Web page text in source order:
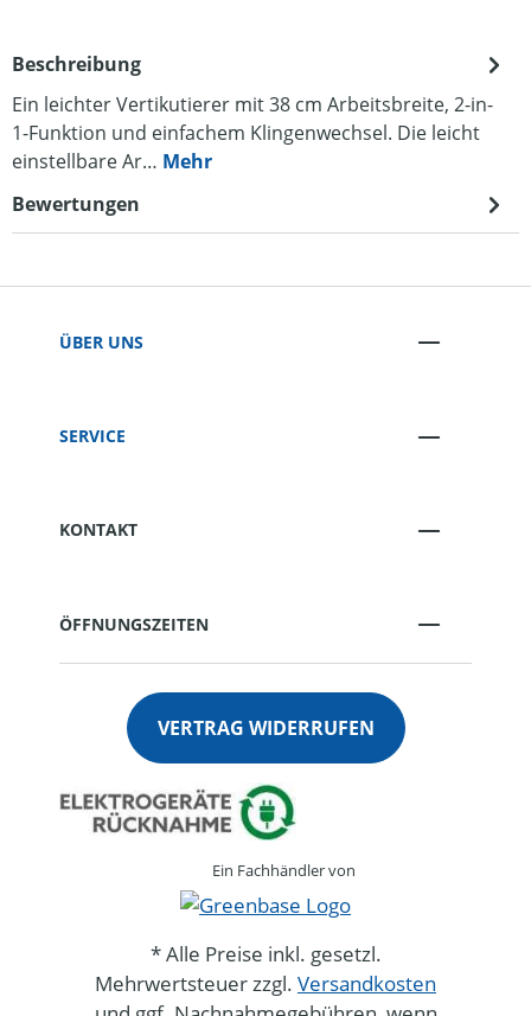
Beschreibung
Ein leichter Vertikutierer mit 38 cm Arbeitsbreite, 2-in-
1-Funktion und einfachem Klingenwechsel. Die leicht
einstellbare Ar… Mehr
Bewertungen
ÜBER UNS
SERVICE
KONTAKT
ÖFFNUNGSZEITEN
VERTRAG WIDERRUFEN
Ein Fachhändler von
* Alle Preise inkl. gesetzl.
Mehrwertsteuer zzgl. Versandkosten